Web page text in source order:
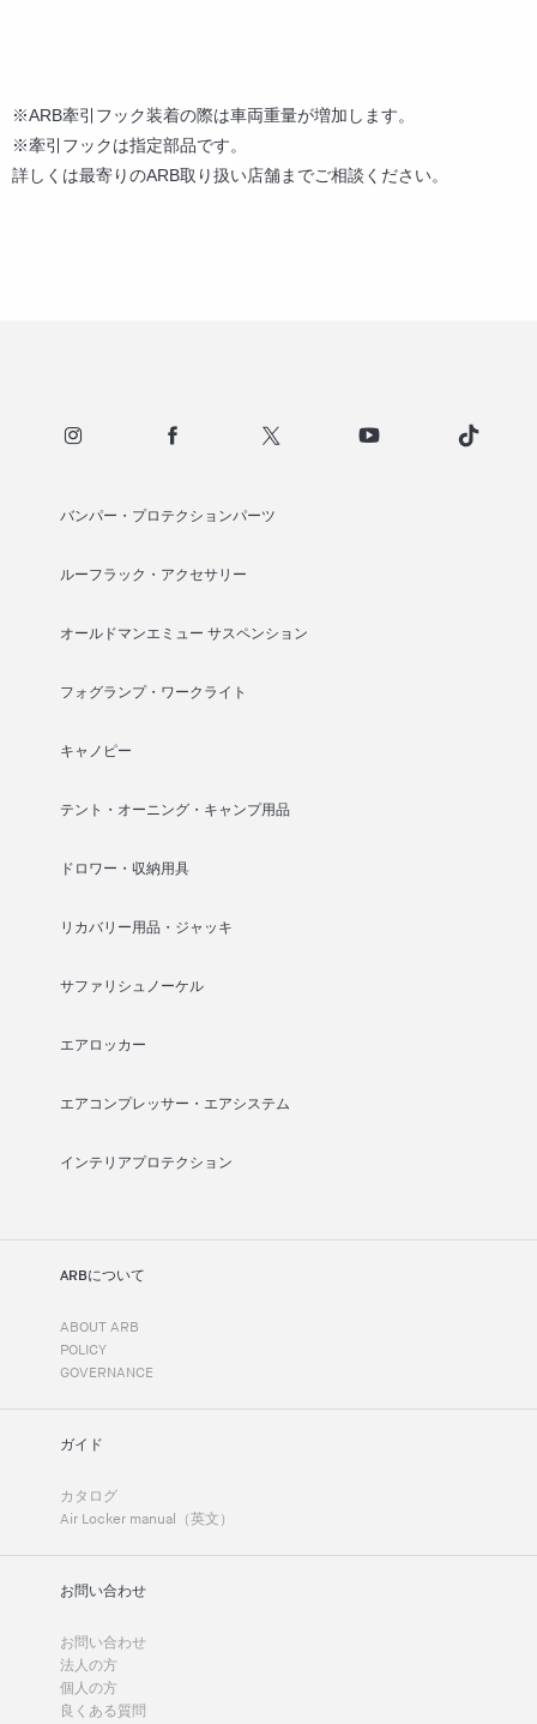
※ARB牽引フック装着の際は車両重量が増加します。
※牽引フックは指定部品です。
詳しくは最寄りのARB取り扱い店舗までご相談ください。
バンパー・プロテクションパーツ
ルーフラック・アクセサリー
オールドマンエミュー サスペンション
フォグランプ・ワークライト
キャノピー
テント・オーニング・キャンプ用品
ドロワー・収納用具
リカバリー用品・ジャッキ
サファリシュノーケル
エアロッカー
エアコンプレッサー・エアシステム
インテリアプロテクション
ARBについて
ABOUT ARB
POLICY
GOVERNANCE
ガイド
カタログ
Air Locker manual（英文）
お問い合わせ
お問い合わせ
法人の方
個人の方
良くある質問